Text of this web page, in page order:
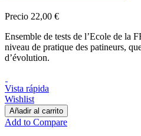
Precio 22,00 €
Ensemble de tests de l’Ecole de la
niveau de pratique des patineurs,
d’évolution.
Vista rápida
Wishlist
Añadir al carrito
Add to Compare